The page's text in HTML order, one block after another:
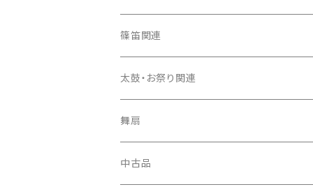
箏袋
口前袋・尾布
爪・爪輪
爪入
三味線ケース
長トランク・三ツ折トランク
ソフトケース
雨用カバー
長袋・三ツ組袋・胴袋
胴掛
尺八（本体）
尺八袋
歌口キャップ
つゆ切り
篠笛関連
篠笛（本体）
お祭り用６穴
お祭り用７穴
篠笛袋
太鼓・お祭り関連
太鼓（本体）
太鼓撥
舞扇
中古品